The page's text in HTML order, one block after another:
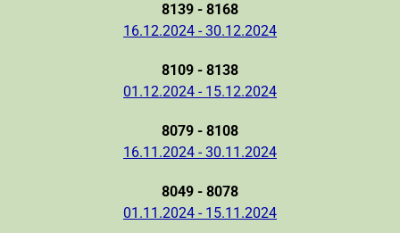
8139 - 8168
16.12.2024 - 30.12.2024
8109 - 8138
01.12.2024 - 15.12.2024
8079 - 8108
16.11.2024 - 30.11.2024
8049 - 8078
01.11.2024 - 15.11.2024